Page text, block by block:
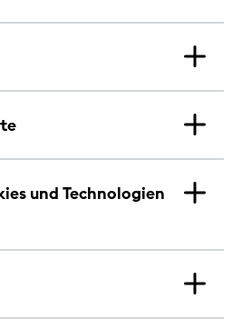
und Technologien